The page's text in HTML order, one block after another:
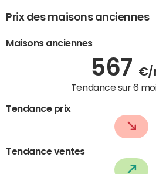
Prix des maisons anciennes
Maisons anciennes
567 €/
Tendance sur 6
Tendance prix
Tendance ventes